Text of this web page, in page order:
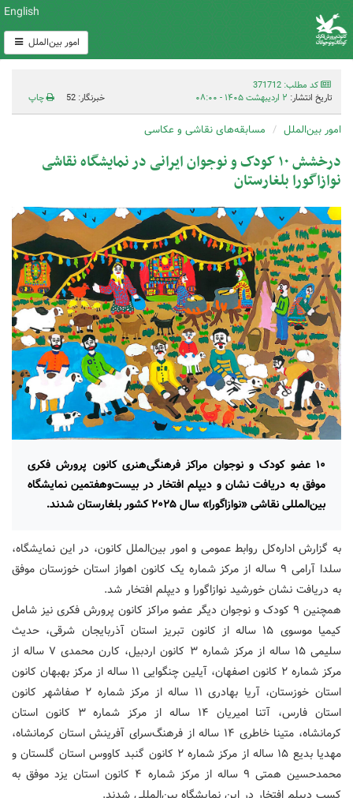
English
امور بین‌الملل
کد مطلب: 371712
تاریخ انتشار: ۲ اردیبهشت ۱۴۰۵ - ۰۸:۰۰ خبرنگار: 52 چاپ
امور بین‌الملل مسابقه‌های نقاشی و عکاسی
درخشش ۱۰ کودک و نوجوان ایرانی در نمایشگاه نقاشی
نوازاگورا بلغارستان
۱۰ عضو کودک و نوجوان مراکز فرهنگی‌هنری کانون پرورش فکری
موفق به دریافت نشان و دیپلم افتخار در بیست‌وهفتمین نمایشگاه
بین‌المللی نقاشی «نوازاگورا» سال ۲۰۲۵ کشور بلغارستان شدند.
به گزارش اداره‌کل روابط عمومی و امور بین‌الملل کانون، در این نمایشگاه،
سلدا آرامی ۹ ساله از مرکز شماره یک کانون اهواز استان خوزستان موفق
به دریافت نشان خورشید نوازاگورا و دیپلم افتخار شد.
همچنین ۹ کودک و نوجوان دیگر عضو مراکز کانون پرورش فکری نیز شامل
کیمیا موسوی ۱۵ ساله از کانون تبریز استان آذربایجان شرقی، حدیث
سلیمی ۱۵ ساله از مرکز شماره ۳ کانون اردبیل، کارن محمدی ۷ ساله از
مرکز شماره ۲ کانون اصفهان، آیلین چنگوایی ۱۱ ساله از مرکز بهبهان کانون
استان خوزستان، آریا بهادری ۱۱ ساله از مرکز شماره ۲ صفاشهر کانون
استان فارس، آتنا امیریان ۱۴ ساله از مرکز شماره ۳ کانون استان
کرمانشاه، متینا خاطری ۱۴ ساله از فرهنگ‌سرای آفرینش استان کرمانشاه،
مهدیا بدیع ۱۵ ساله از مرکز شماره ۲ کانون گنبد کاووس استان گلستان و
محمدحسین همتی ۹ ساله از مرکز شماره ۴ کانون استان یزد موفق به